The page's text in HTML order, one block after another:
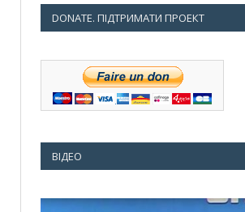
DONATE. ПІДТРИМАТИ ПРОЕКТ
ВІДЕО